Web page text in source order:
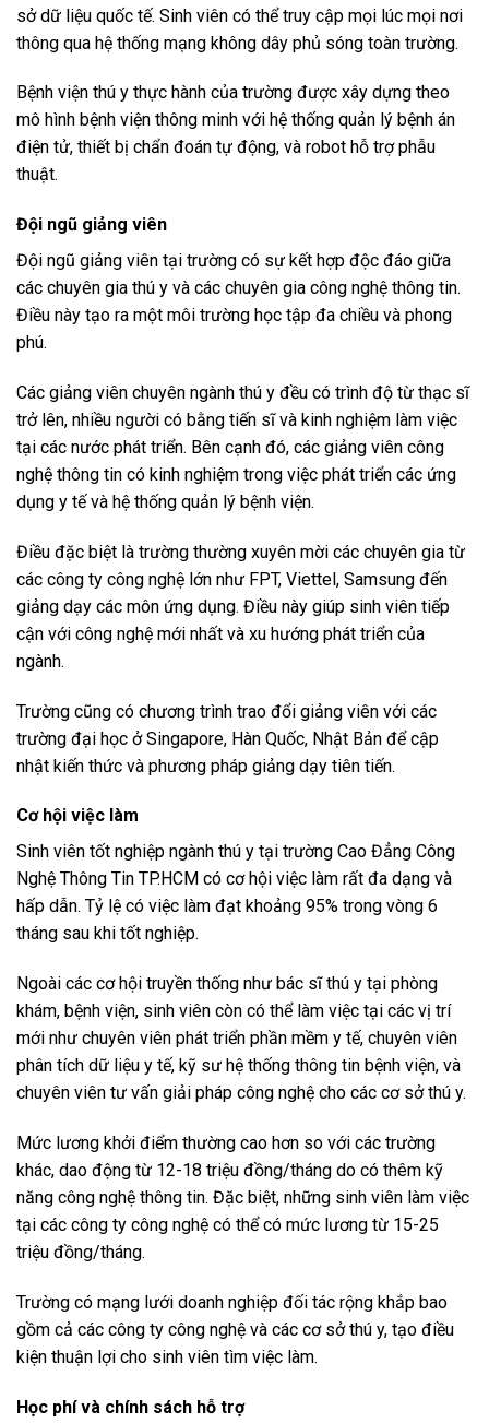
sở dữ liệu quốc tế. Sinh viên có thể truy cập mọi lúc mọi nơi
thông qua hệ thống mạng không dây phủ sóng toàn trường.
Bệnh viện thú y thực hành của trường được xây dựng theo
mô hình bệnh viện thông minh với hệ thống quản lý bệnh án
điện tử, thiết bị chẩn đoán tự động, và robot hỗ trợ phẫu
thuật.
Đội ngũ giảng viên
Đội ngũ giảng viên tại trường có sự kết hợp độc đáo giữa
các chuyên gia thú y và các chuyên gia công nghệ thông tin.
Điều này tạo ra một môi trường học tập đa chiều và phong
phú.
Các giảng viên chuyên ngành thú y đều có trình độ từ thạc sĩ
trở lên, nhiều người có bằng tiến sĩ và kinh nghiệm làm việc
tại các nước phát triển. Bên cạnh đó, các giảng viên công
nghệ thông tin có kinh nghiệm trong việc phát triển các ứng
dụng y tế và hệ thống quản lý bệnh viện.
Điều đặc biệt là trường thường xuyên mời các chuyên gia từ
các công ty công nghệ lớn như FPT, Viettel, Samsung đến
giảng dạy các môn ứng dụng. Điều này giúp sinh viên tiếp
cận với công nghệ mới nhất và xu hướng phát triển của
ngành.
Trường cũng có chương trình trao đổi giảng viên với các
trường đại học ở Singapore, Hàn Quốc, Nhật Bản để cập
nhật kiến thức và phương pháp giảng dạy tiên tiến.
Cơ hội việc làm
Sinh viên tốt nghiệp ngành thú y tại trường Cao Đẳng Công
Nghệ Thông Tin TP.HCM có cơ hội việc làm rất đa dạng và
hấp dẫn. Tỷ lệ có việc làm đạt khoảng 95% trong vòng 6
tháng sau khi tốt nghiệp.
Ngoài các cơ hội truyền thống như bác sĩ thú y tại phòng
khám, bệnh viện, sinh viên còn có thể làm việc tại các vị trí
mới như chuyên viên phát triển phần mềm y tế, chuyên viên
phân tích dữ liệu y tế, kỹ sư hệ thống thông tin bệnh viện, và
chuyên viên tư vấn giải pháp công nghệ cho các cơ sở thú y.
Mức lương khởi điểm thường cao hơn so với các trường
khác, dao động từ 12-18 triệu đồng/tháng do có thêm kỹ
năng công nghệ thông tin. Đặc biệt, những sinh viên làm việc
tại các công ty công nghệ có thể có mức lương từ 15-25
triệu đồng/tháng.
Trường có mạng lưới doanh nghiệp đối tác rộng khắp bao
gồm cả các công ty công nghệ và các cơ sở thú y, tạo điều
kiện thuận lợi cho sinh viên tìm việc làm.
Học phí và chính sách hỗ trợ